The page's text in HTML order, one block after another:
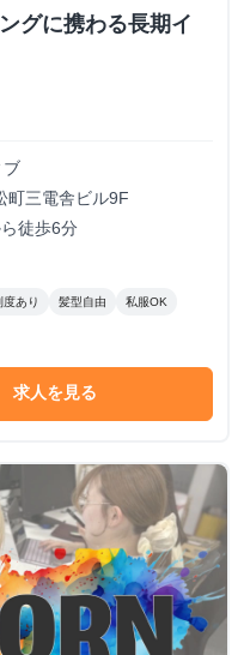
グに携わる長期イ
ブ
三電舎ビル9F
徒歩6分
度あり 髪型自由 私服OK
求人を見る